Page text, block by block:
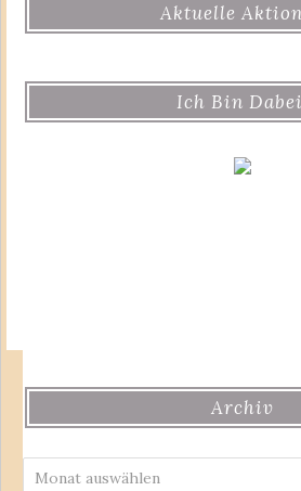
Aktuelle
Ich Bin
Archiv